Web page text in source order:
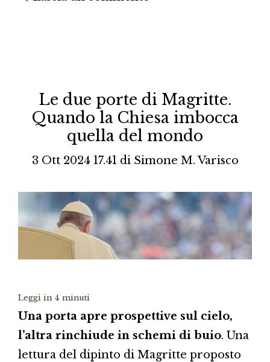
Le due porte di Magritte.
Quando la Chiesa imbocca
quella del mondo
3 Ott 2024 17.41 di Simone M. Varisco
Leggi in 4 minuti
Una porta apre prospettive sul cielo,
l’altra rinchiude in schemi di buio. Una
lettura del dipinto di Magritte proposto